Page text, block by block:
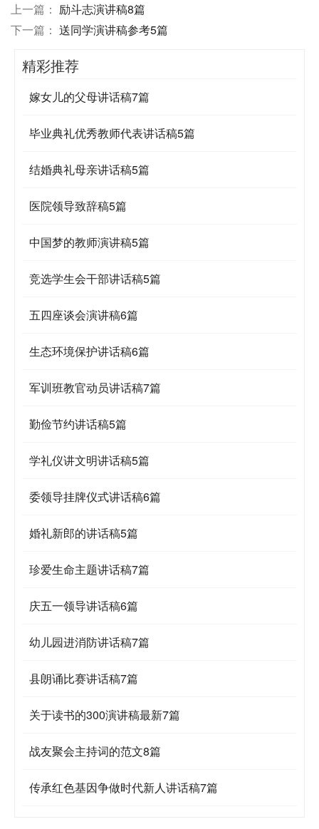
上一篇： 励斗志演讲稿8篇
下一篇： 送同学演讲稿参考5篇
精彩推荐
嫁女儿的父母讲话稿7篇
毕业典礼优秀教师代表讲话稿5篇
结婚典礼母亲讲话稿5篇
医院领导致辞稿5篇
中国梦的教师演讲稿5篇
竞选学生会干部讲话稿5篇
五四座谈会演讲稿6篇
生态环境保护讲话稿6篇
军训班教官动员讲话稿7篇
勤俭节约讲话稿5篇
学礼仪讲文明讲话稿5篇
委领导挂牌仪式讲话稿6篇
婚礼新郎的讲话稿5篇
珍爱生命主题讲话稿7篇
庆五一领导讲话稿6篇
幼儿园进消防讲话稿7篇
县朗诵比赛讲话稿7篇
关于读书的300演讲稿最新7篇
战友聚会主持词的范文8篇
传承红色基因争做时代新人讲话稿7篇